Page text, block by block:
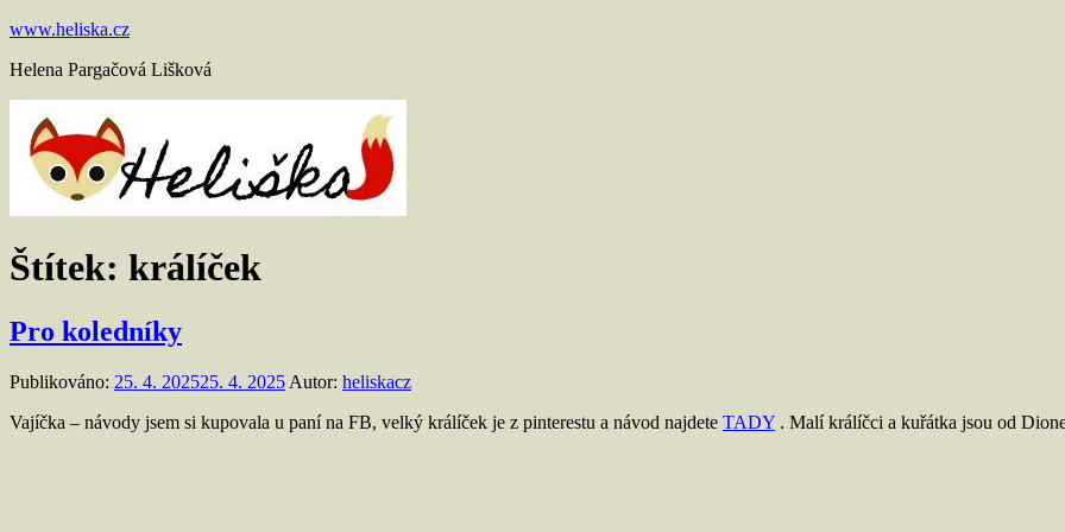
Přejít
obsahu
www.heliska.cz
Helena Pargačová Lišková
Štítek: králíček
Pro koledníky
Publikováno: 25. 4. 202525. 4. 2025 Autor: heliskacz
Vajíčka – návody jsem si kupovala u paní na FB, velký králíček je z pinterestu a návod najdete TADY . Malí králíčci a kuřátka jsou od